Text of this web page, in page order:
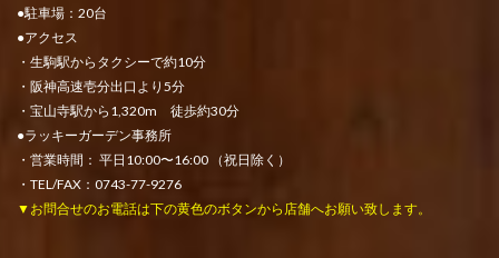
●駐車場：20台
●アクセス
・生駒駅からタクシーで約10分
・阪神高速壱分出口より5分
・宝山寺駅から1,320m 徒歩約30分
●ラッキーガーデン事務所
・営業時間： 平日10:00〜16:00 （祝日除く）
・TEL/FAX：0743-77-9276
▼お問合せのお電話は下の黄色のボタンから店舗へお願い致します。